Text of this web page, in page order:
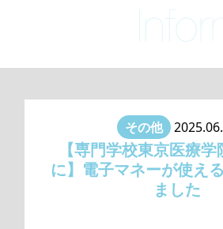
その他
【専門学校東京医療
に】電子マネーが使え
ました